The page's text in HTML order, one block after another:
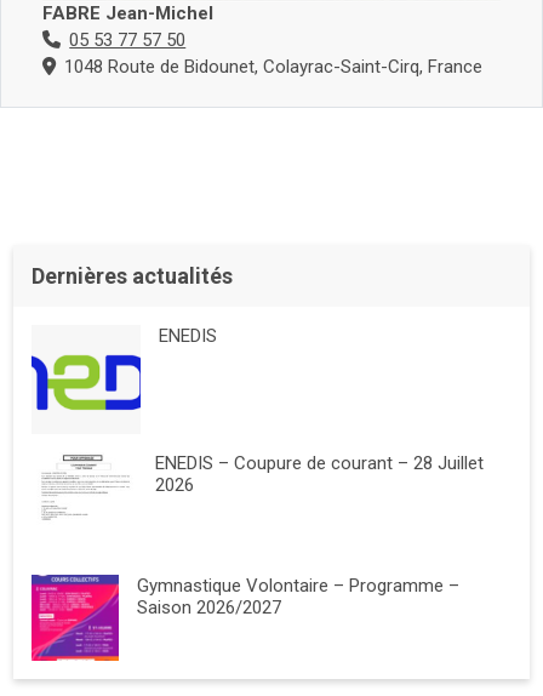
FABRE Jean-Michel
05 53 77 57 50
1048 Route de Bidounet, Colayrac-Saint-Cirq, France
Dernières actualités
ENEDIS
ENEDIS – Coupure de courant – 28 Juillet
2026
Gymnastique Volontaire – Programme –
Saison 2026/2027